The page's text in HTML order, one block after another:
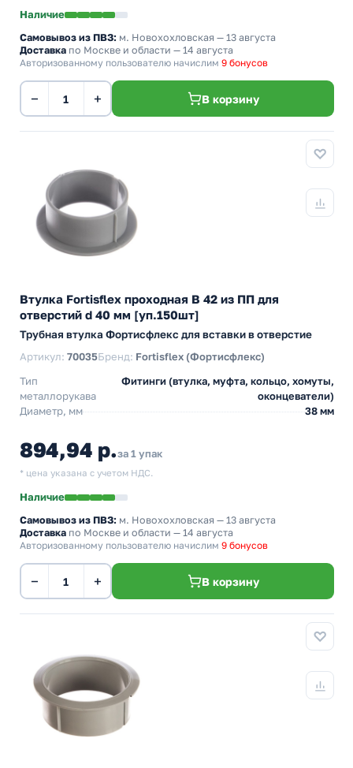
Наличие
Самовывоз из ПВЗ: м. Новохохловская — 13 августа
Доставка по Москве и области — 14 августа
Авторизованному пользователю начислим 9 бонусов
− + В корзину
Втулка Fortisflex проходная В 42 из ПП для
отверстий d 40 мм [уп.150шт]
Трубная втулка Фортисфлекс для вставки в отверстие
Артикул: 70035Бренд: Fortisflex (Фортисфлекс)
Тип
металлорукава
Фитинги (втулка, муфта, кольцо, хомуты,
оконцеватели)
Диаметр, мм
38 мм
894,94 р.за 1 упак
* цена указана с учетом НДС.
Наличие
Самовывоз из ПВЗ: м. Новохохловская — 13 августа
Доставка по Москве и области — 14 августа
Авторизованному пользователю начислим 9 бонусов
− + В корзину